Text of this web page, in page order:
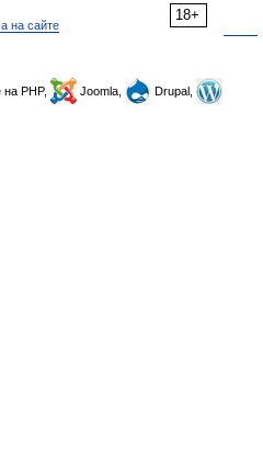
18+
на сайте
на PHP, Joomla,
Drupal,